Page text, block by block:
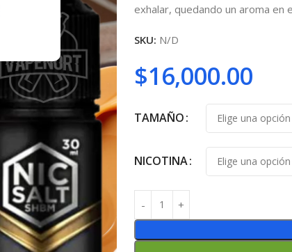
exhalar, quedando un aroma en
SKU: N/D
$16,000.00
TAMAÑO
NICOTINA